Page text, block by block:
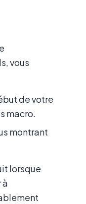
vous
de votre
macro.
montrant
lorsque
à